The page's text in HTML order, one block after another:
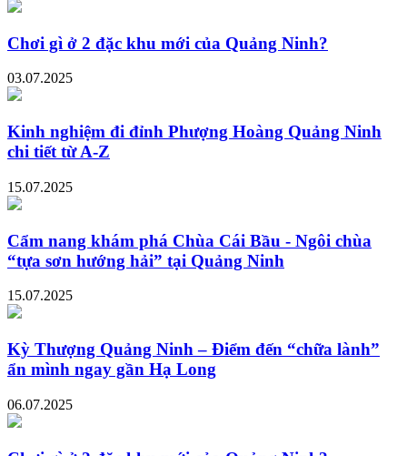
Chơi gì ở 2 đặc khu mới của Quảng Ninh?
03.07.2025
Kinh nghiệm đi đỉnh Phượng Hoàng Quảng Ninh
chi tiết từ A-Z
15.07.2025
Cẩm nang khám phá Chùa Cái Bầu - Ngôi chùa
“tựa sơn hướng hải” tại Quảng Ninh
15.07.2025
Kỳ Thượng Quảng Ninh – Điểm đến “chữa lành”
ẩn mình ngay gần Hạ Long
06.07.2025